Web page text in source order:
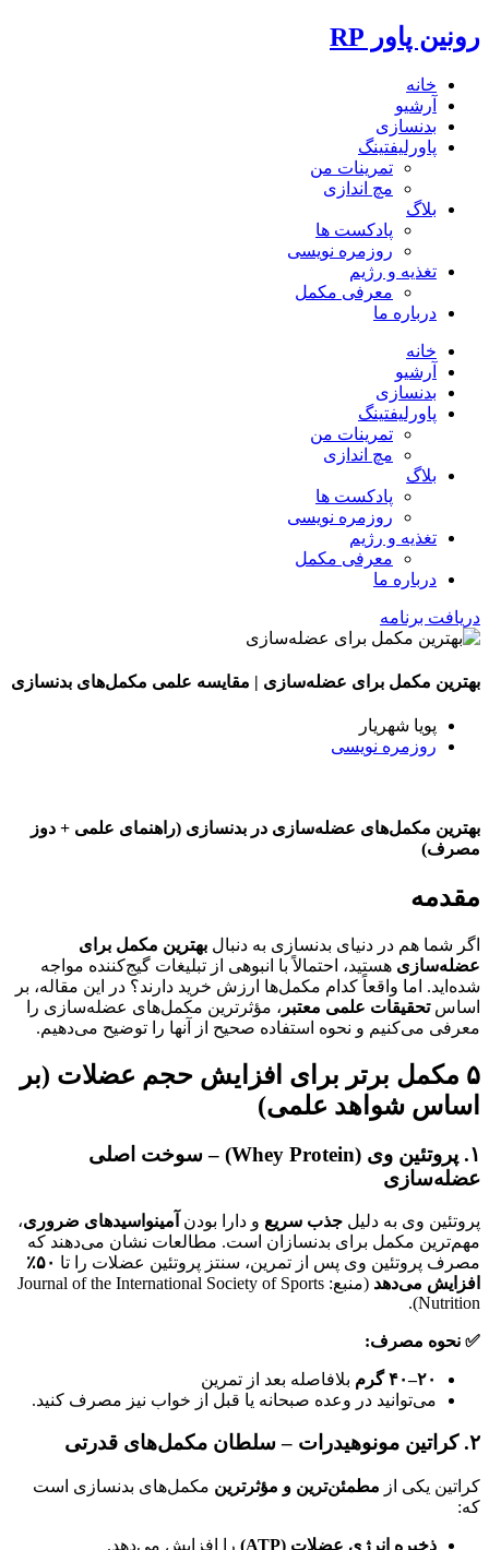
رونین پاور RP
خانه
آرشیو
بدنسازی
پاورلیفتینگ
تمرینات من
مچ اندازی
بلاگ
پادکست ها
روزمره نویسی
تغذیه و رژیم
معرفی مکمل
درباره ما
خانه
آرشیو
بدنسازی
پاورلیفتینگ
تمرینات من
مچ اندازی
بلاگ
پادکست ها
روزمره نویسی
تغذیه و رژیم
معرفی مکمل
درباره ما
دریافت برنامه
بهترین مکمل برای عضله‌سازی | مقایسه علمی مکمل‌های بدنسازی
پویا شهریار
روزمره نویسی
بهترین مکمل‌های عضله‌سازی در بدنسازی (راهنمای علمی + دوز
مصرف)
مقدمه
اگر شما هم در دنیای بدنسازی به دنبال بهترین مکمل برای
عضله‌سازی هستید، احتمالاً با انبوهی از تبلیغات گیج‌کننده مواجه
شده‌اید. اما واقعاً کدام مکمل‌ها ارزش خرید دارند؟ در این مقاله، بر
اساستحقیقات علمی معتبر ، مؤثرترین مکمل‌های عضله‌سازی را
معرفی می‌کنیم و نحوه استفاده صحیح از آنها را توضیح می‌دهیم.
۵ مکمل برتر برای افزایش حجم عضلات (بر
اساس شواهد علمی)
۱. پروتئین وی (Whey Protein) – سوخت اصلی
عضله‌سازی
پروتئین وی به دلیل جذب سریع و دارا بودن آمینواسیدهای ضروری،
مهم‌ترین مکمل برای بدنسازان است. مطالعات نشان می‌دهند که
مصرف پروتئین وی پس از تمرین، سنتز پروتئین عضلات را تا
۵۰٪
افزایش می‌دهد
(منبع: Journal of the International Society of Sports
Nutrition).
✅ نحوه مصرف:
۲۰–۴۰ گرم
بلافاصله بعد از تمرین
می‌توانید در وعده صبحانه یا قبل از خواب نیز مصرف کنید.
۲. کراتین مونوهیدرات – سلطان مکمل‌های قدرتی
کراتین یکی از مطمئن‌ترین و مؤثرترین مکمل‌های بدنسازی است
که:
ذخیره انرژی عضلات (ATP)
را افزایش می‌دهد.